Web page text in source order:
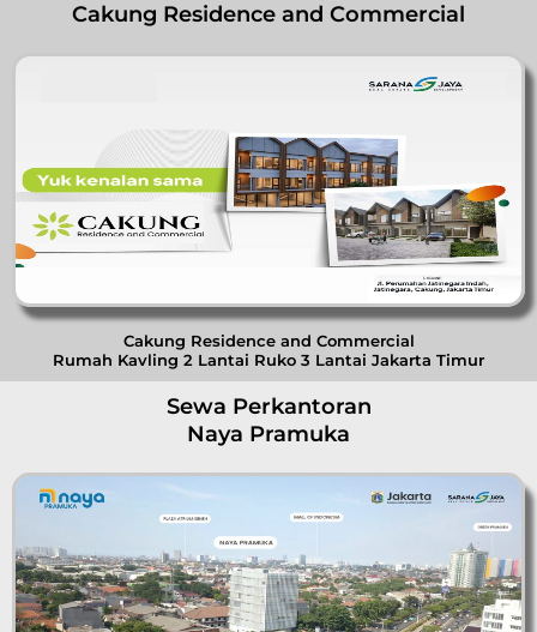
Cakung Residence and Commercial
Cakung Residence and Commercial
Rumah Kavling 2 Lantai Ruko 3 Lantai Jakarta Timur
Sewa Perkantoran
Naya Pramuka